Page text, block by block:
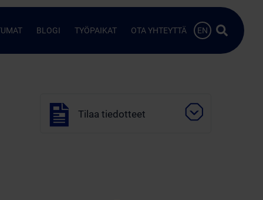
BLOGI TYÖPAIKAT OTA YHTEYTTÄ EN Hae…
Tilaa tiedotteet